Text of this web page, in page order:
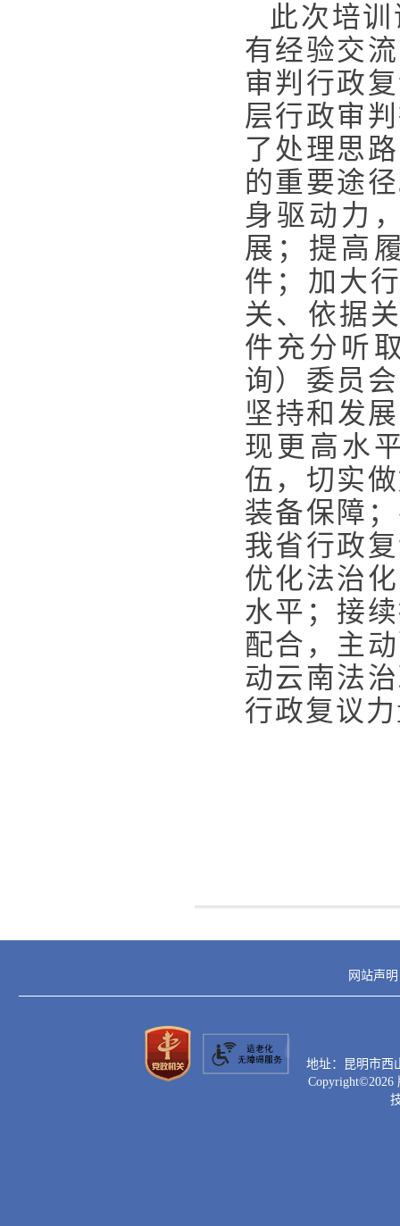
此次培
有经验交
审判行政
层行政审
了处理思
的重要途
身驱动力
展；提高
件；加大
关、依据
件充分听
询）委员
坚持和发
现更高水
伍，切实
装备保障
我省行政
优化法治
水平；接
配合，主
动云南法
行政复议
网站声明
地址：昆明市西
Copyright©2026